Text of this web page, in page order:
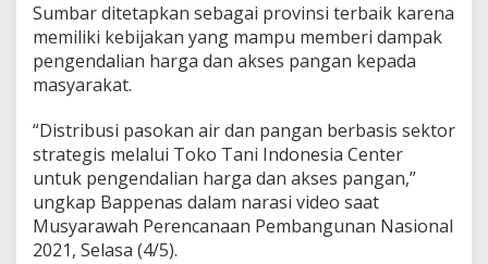
Sumbar ditetapkan sebagai provinsi terbaik karena
memiliki kebijakan yang mampu memberi dampak
pengendalian harga dan akses pangan kepada
masyarakat.
“Distribusi pasokan air dan pangan berbasis sektor
strategis melalui Toko Tani Indonesia Center
untuk pengendalian harga dan akses pangan,”
ungkap Bappenas dalam narasi video saat
Musyarawah Perencanaan Pembangunan Nasional
2021, Selasa (4/5).